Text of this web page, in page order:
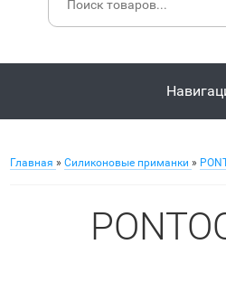
Главная » Силиконовые приманки »